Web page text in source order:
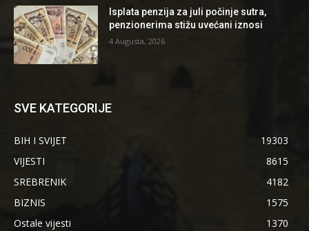
Isplata penzija za juli počinje sutra,
penzionerima stižu uvećani iznosi
4 Augusta, 2026
SVE KATEGORIJE
BIH I SVIJET
19303
VIJESTI
8615
SREBRENIK
4182
BIZNIS
1575
Ostale vijesti
1370